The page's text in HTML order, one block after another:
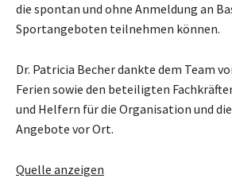
die spontan und ohne Anmeldung an
Sportangeboten teilnehmen können.
Dr. Patricia Becher dankte dem Team
Ferien sowie den beteiligten
und Helfern für die Organisation und
Angebote vor Ort.
Quelle anzeigen